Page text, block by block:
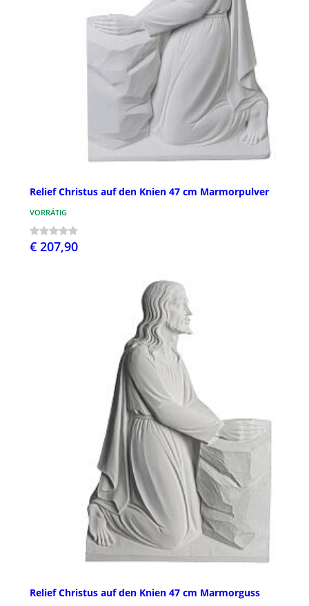
Relief Christus auf den Knien 47 cm Marmorpulver
VORRÄTIG
€ 207,90
Relief Christus auf den Knien 47 cm Marmorguss